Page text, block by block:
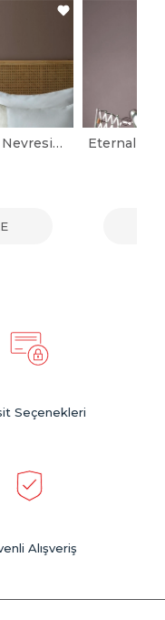
Eternal Çift Kişilik Bej Nevresimli Yatak Örtüsü Seti
Seçenekleri
Alışveriş